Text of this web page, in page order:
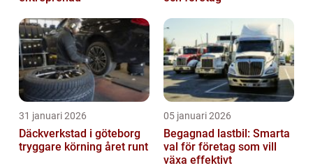
31 januari 2026
Däckverkstad i göteborg
tryggare körning året runt
05 januari 2026
Begagnad lastbil: Smarta
val för företag som vill
växa effektivt